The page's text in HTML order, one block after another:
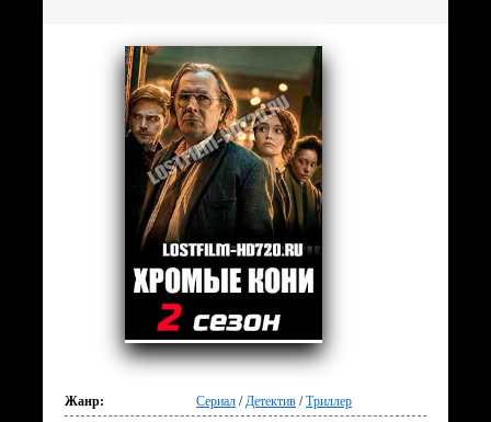
Жанр: Сериал /Детектив /Триллер